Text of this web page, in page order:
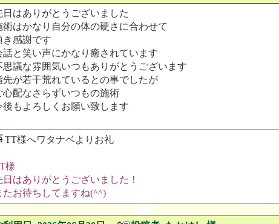
日はありがとうございました
術はかなり自分の体の硬さに合わせて
き感謝です
話と笑い声にかなり癒されています
思議な雰囲気いつもありがとうございます
先が若干荒れているとの事でしたが
心配なさらずいつもの施術
後もよろしくお願い致します
TT様へワタナベよりお礼
様
日はありがとうございました！
たお待ちしてますね(^^)